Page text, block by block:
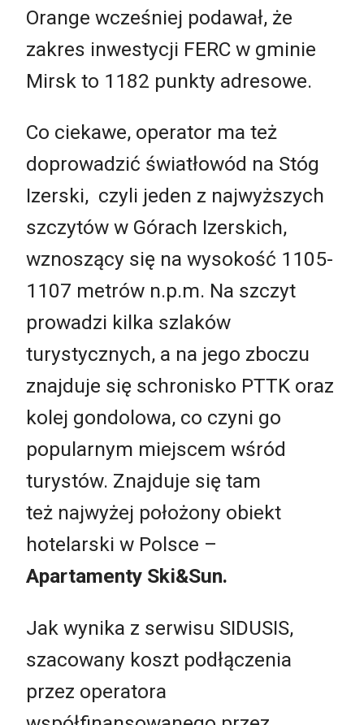
Orange wcześniej podawał, że
zakres inwestycji FERC w gminie
Mirsk to 1182 punkty adresowe.
Co ciekawe, operator ma też
doprowadzić światłowód na Stóg
Izerski, czyli jeden z najwyższych
szczytów w Górach Izerskich,
wznoszący się na wysokość 1105-
1107 metrów n.p.m. Na szczyt
prowadzi kilka szlaków
turystycznych, a na jego zboczu
znajduje się schronisko PTTK oraz
kolej gondolowa, co czyni go
popularnym miejscem wśród
turystów. Znajduje się tam
też najwyżej położony obiekt
hotelarski w Polsce –
Apartamenty Ski&Sun.
Jak wynika z serwisu SIDUSIS,
szacowany koszt podłączenia
przez operatora